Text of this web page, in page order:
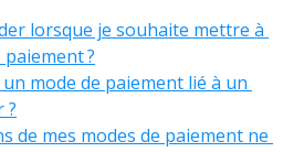
lorsque je souhaite mettre à
?
mode de paiement lié à un
?
de mes modes de paiement ne